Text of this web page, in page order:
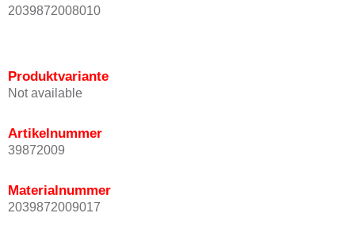
2039872008010
Produktvariante
Not available
Artikelnummer
39872009
Materialnummer
2039872009017